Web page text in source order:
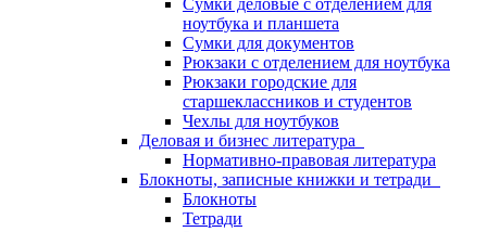
Сумки деловые с отделением для
ноутбука и планшета
Сумки для документов
Рюкзаки с отделением для ноутбука
Рюкзаки городские для
старшеклассников и студентов
Чехлы для ноутбуков
Деловая и бизнес литература
Нормативно-правовая литература
Блокноты, записные книжки и тетради
Блокноты
Тетради